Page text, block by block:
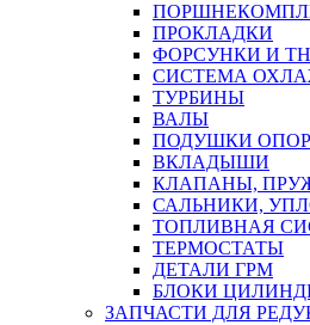
ПРОКЛАДКИ
ФОРСУНКИ И
СИСТЕМА
ТУРБИНЫ
ВАЛЫ
ПОДУШКИ
ВКЛАДЫШИ
КЛАПАНЫ,
САЛЬНИКИ,
ТОПЛИВНАЯ
ТЕРМОСТАТЫ
ДЕТАЛИ ГРМ
БЛОКИ
ЗАПЧАСТИ ДЛЯ